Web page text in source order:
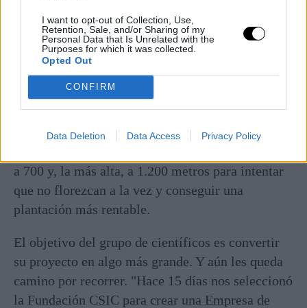
I want to opt-out of Collection, Use,
Retention, Sale, and/or Sharing of my
Personal Data that Is Unrelated with the
Purposes for which it was collected.
Opted Out
CONFIRM
Data Deletion Data Access Privacy Policy
Los nuevos rosales de esta antigua flor
desprenden una fragancia intensa. Sus pétalos son
grandes y de color rojo-púrpura. Cada flor tiene
entre 60 y 70 de ellos. La plantas florecen entre
mayo y junio y crecen erguidas en una zona
montañosa de la cordillera cantábrica. Están
a 700 y, la más alta, a 1.200 metros para intentar
que no florezcan a la vez y conseguir una
plantación más rentable.
El objetivo del grupo de científicos es convertir
su proyecto en algo más grande. Y aún les queda
camino por recorrer. "Hace 15 días nos seleccionó
la Fundación CSIC para crear una Empresa de